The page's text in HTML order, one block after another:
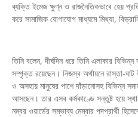
ব্যক্তি ইমেজ ক্ষুণ্ন ও রাজনৈতিকভাবে হেয়
করে সামাজিক যোগাযোগ মাধ্যমে মিথ্যা,
তিনি বলেন, দীর্ঘদিন ধরে তিনি এলাকার
সম্পৃক্ত রয়েছেন। নিজস্ব অর্থায়নে রাস্তা-
ও অসহায় মানুষের পাশে দাঁড়ানোসহ বিভিন্ন
আসছেন। তার এসব কর্মকাণ্ডে সন্তুষ্ট হয়ে
নম্বর ওয়ার্ডের সম্ভাব্য মেম্বার পদপ্রার্থী